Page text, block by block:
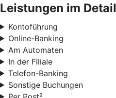
Leistungen im Detail
Kontoführung
Online-Banking
Am Automaten
In der Filiale
Telefon-Banking
Sonstige Buchungen